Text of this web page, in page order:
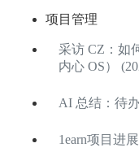
项目管理
采访 CZ：如
内心 OS）
AI 总结：待
1earn项目进